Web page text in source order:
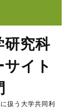
研究科
イト
扱う大学共同利